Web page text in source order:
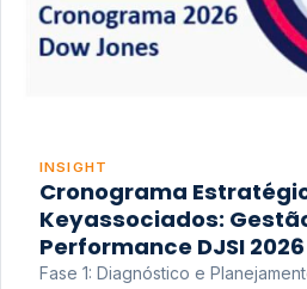
INSIGHT
Cronograma
Keyassociados:
Performance DJSI 2026
Fase 1: Diagnóstico e